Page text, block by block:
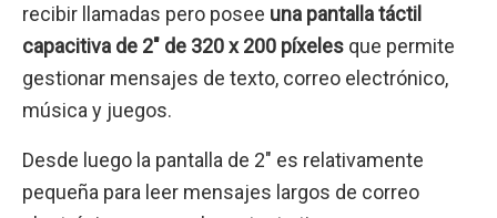
recibir llamadas pero posee una pantalla táctil
capacitiva de 2″ de 320 x 200 píxeles que permite
gestionar mensajes de texto, correo electrónico,
música y juegos.
Desde luego la pantalla de 2″ es relativamente
pequeña para leer mensajes largos de correo